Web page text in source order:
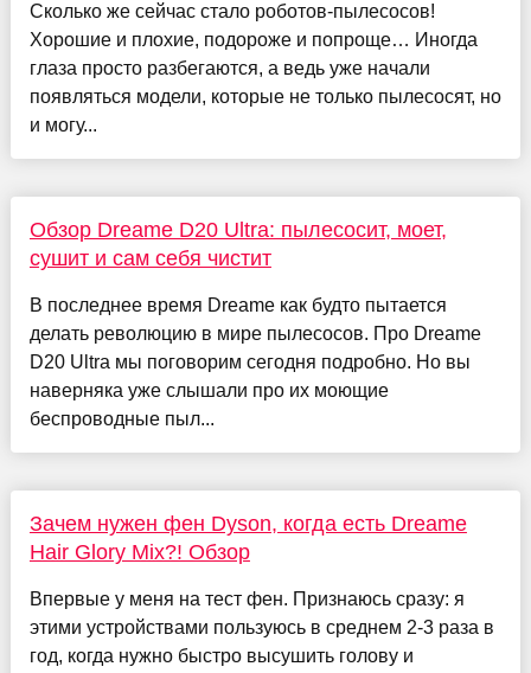
Сколько же сейчас стало роботов-пылесосов!
Хорошие и плохие, подороже и попроще… Иногда
глаза просто разбегаются, а ведь уже начали
появляться модели, которые не только пылесосят, но
и могу...
Обзор Dreame D20 Ultra: пылесосит, моет,
сушит и сам себя чистит
В последнее время Dreame как будто пытается
делать революцию в мире пылесосов. Про Dreame
D20 Ultra мы поговорим сегодня подробно. Но вы
наверняка уже слышали про их моющие
беспроводные пыл...
Зачем нужен фен Dyson, когда есть Dreame
Hair Glory Mix?! Обзор
Впервые у меня на тест фен. Признаюсь сразу: я
этими устройствами пользуюсь в среднем 2-3 раза в
год, когда нужно быстро высушить голову и